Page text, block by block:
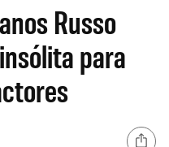
Russo
para